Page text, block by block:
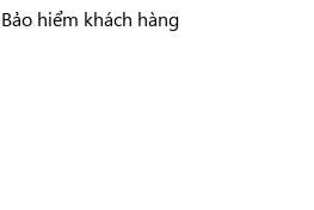
Bảo hiểm khách hàng